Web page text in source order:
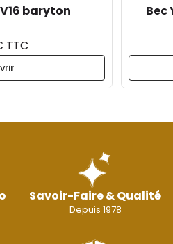
baryton
TTC
Savoir-Faire & Qualité
Depuis 1978